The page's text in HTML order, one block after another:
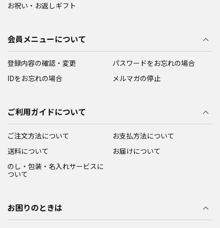
お祝い・お返しギフト
会員メニューについて
登録内容の確認・変更
パスワードをお忘れの場合
IDをお忘れの場合
メルマガの停止
ご利用ガイドについて
ご注文方法について
お支払方法について
送料について
お届けについて
のし・包装・名入れサービスに
ついて
お困りのときは